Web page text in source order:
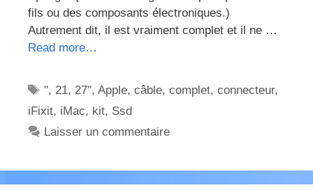
fils ou des composants électroniques.)
Autrement dit, il est vraiment complet et il ne …
Read more…
Étiquettes
",21,27",Apple,câble,complet,connecteur,
iFixit, iMac, kit, Ssd
Laisser un commentaire